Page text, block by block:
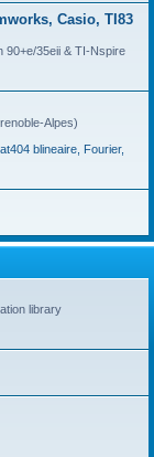
Casio, TI83
90+e/35eii & TI-Nspire
Alpes)
blineaire, Fourier,
library